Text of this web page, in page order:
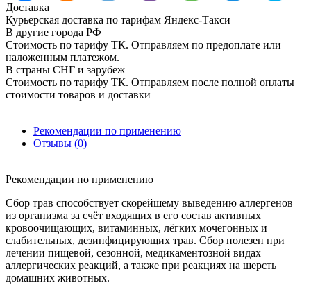
Доставка
Курьерская доставка по тарифам Яндекс-Такси
В другие города РФ
Стоимость по тарифу ТК. Отправляем по предоплате или
наложенным платежом.
В страны СНГ и зарубеж
Стоимость по тарифу ТК. Отправляем после полной оплаты
стоимости товаров и доставки
Рекомендации по применению
Отзывы (0)
Рекомендации по применению
Сбор трав способствует скорейшему выведению аллергенов
из организма за счёт входящих в его состав активных
кровоочищающих, витаминных, лёгких мочегонных и
слабительных, дезинфицирующих трав. Сбор полезен при
лечении пищевой, сезонной, медикаментозной видах
аллергических реакций, а также при реакциях на шерсть
домашних животных.